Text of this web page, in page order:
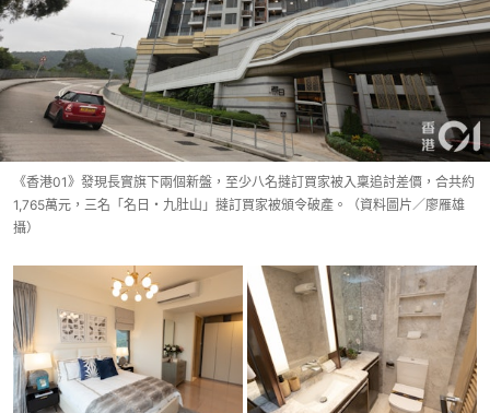
《香港01》發現長實旗下兩個新盤，至少八名撻訂買家被入稟追討差價，合共約
1,765萬元，三名「名日・九肚山」撻訂買家被頒令破產。（資料圖片／廖雁雄
攝）